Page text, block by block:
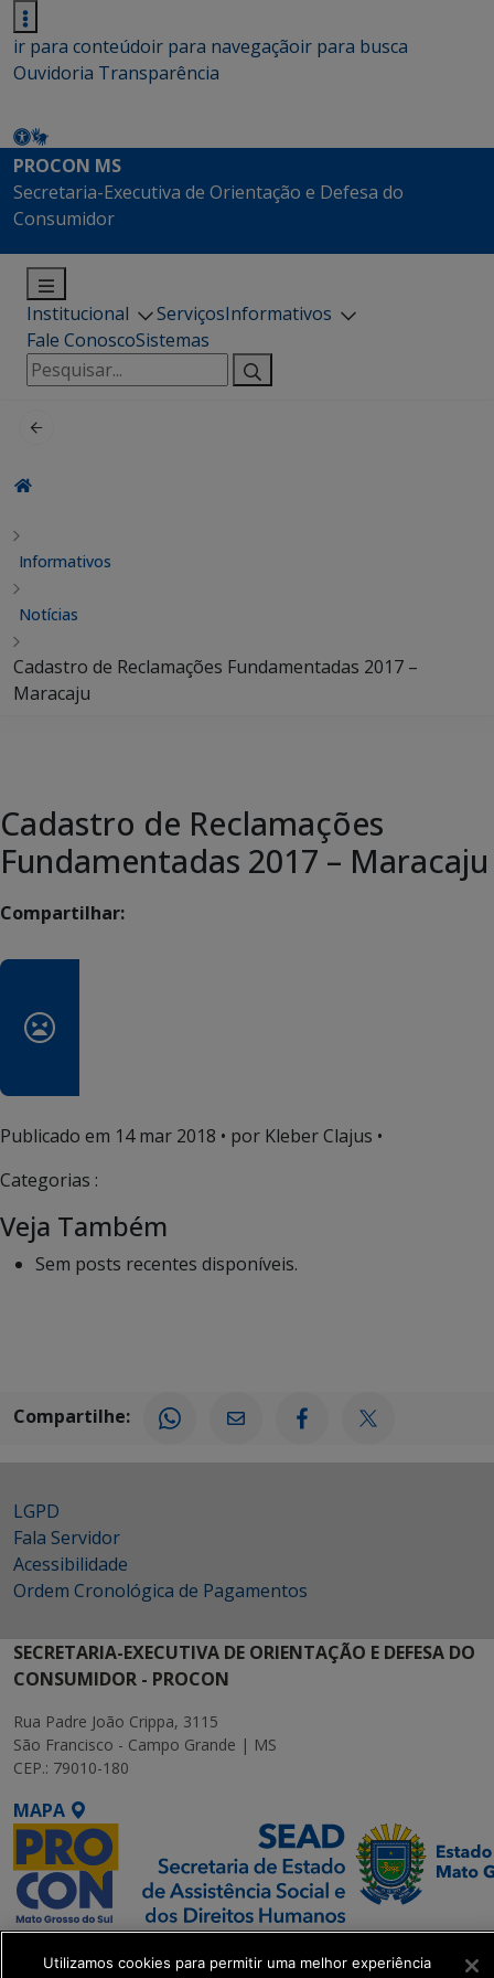
ir para conteúdoir para navegaçãoir para busca
Ouvidoria Transparência
PROCON MS
Secretaria-Executiva de Orientação e Defesa do
Consumidor
Institucional ServiçosInformativos
Fale ConoscoSistemas
Pesquisar
por:
Informativos
Notícias
Cadastro de Reclamações Fundamentadas 2017 –
Maracaju
Cadastro de Reclamações
Fundamentadas 2017 – Maracaju
Compartilhar:
Publicado em 14 mar 2018 • por Kleber Clajus •
Categorias :
Veja Também
Sem posts recentes disponíveis.
Compartilhe:
LGPD
Fala Servidor
Acessibilidade
Ordem Cronológica de Pagamentos
SECRETARIA-EXECUTIVA DE ORIENTAÇÃO E DEFESA DO
CONSUMIDOR - PROCON
Rua Padre João Crippa, 3115
São Francisco - Campo Grande | MS
CEP.: 79010-180
MAPA
Utilizamos cookies para permitir uma melhor experiência